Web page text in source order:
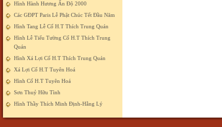
Hình Hành Hương Ấn Độ 2000
Các GĐPT Paris Lễ Phật Chúc Tết Đầu Năm
Hình Tang Lễ Cố H.T Thích Trung Quán
Hình Lễ Tiểu Tường Cố H.T Thích Trung
Quán
Hình Xá Lợi Cố H.T Thích Trung Quán
Xá Lợi Cố H.T Tuyên Hoá
Hình Cố H.T Tuyên Hoá
Sơn Thuỷ Hữu Tình
Hình Thầy Thích Minh Định-Hằng Lý